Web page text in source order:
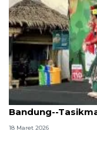
14 jam di Jalur
Bandung--
18 Maret 2026